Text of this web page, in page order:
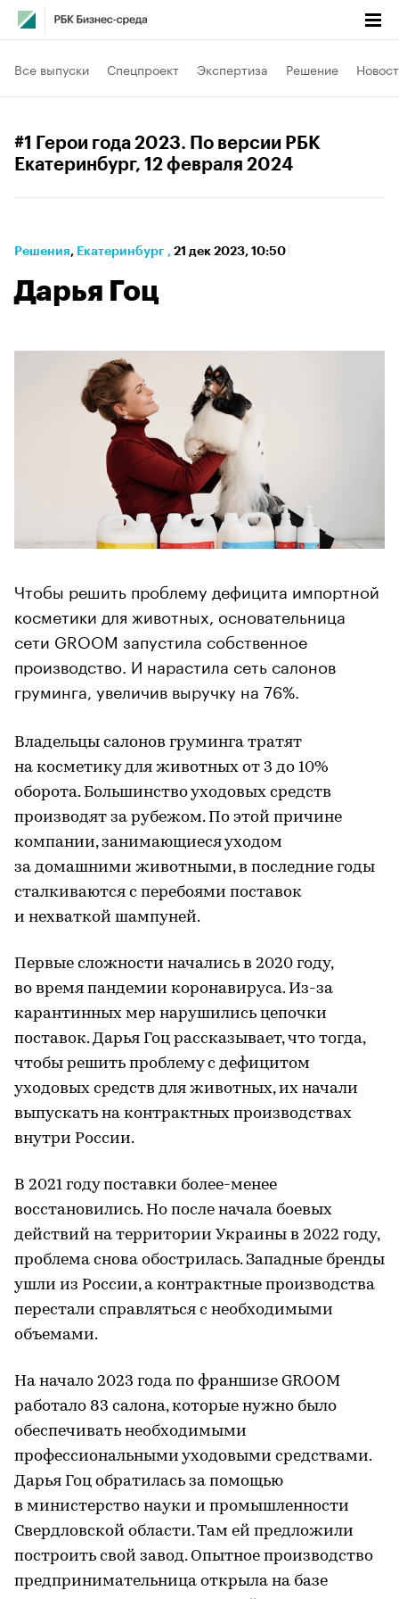
Все выпуски Спецпроект Экспертиза Решение
#1 Герои года 2023. По версии РБК
Екатеринбург, 12 февраля 2024
Решения⁠, Екатеринбург , 21 дек 2023, 10:50
Дарья Гоц
Чтобы решить проблему дефицита импортной
косметики для животных, основательница
сети GROOM запустила собственное
производство. И нарастила сеть салонов
груминга, увеличив выручку на 76%.
Владельцы салонов груминга тратят
на косметику для животных от 3 до 10%
оборота. Большинство уходовых средств
производят за рубежом. По этой причине
компании, занимающиеся уходом
за домашними животными, в последние годы
сталкиваются с перебоями поставок
и нехваткой шампуней.
Первые сложности начались в 2020 году,
во время пандемии коронавируса. Из-за
карантинных мер нарушились цепочки
поставок. Дарья Гоц рассказывает, что тогда,
чтобы решить проблему с дефицитом
уходовых средств для животных, их начали
выпускать на контрактных производствах
внутри России.
В 2021 году поставки более-менее
восстановились. Но после начала боевых
действий на территории Украины в 2022 году,
проблема снова обострилась. Западные бренды
ушли из России, а контрактные производства
перестали справляться с необходимыми
объемами.
На начало 2023 года по франшизе GROOM
работало 83 салона, которые нужно было
обеспечивать необходимыми
профессиональными уходовыми средствами.
Дарья Гоц обратилась за помощью
в министерство науки и промышленности
Свердловской области. Там ей предложили
построить свой завод. Опытное производство
предпринимательница открыла на базе